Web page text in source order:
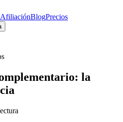
AfiliaciónBlogPrecios
la